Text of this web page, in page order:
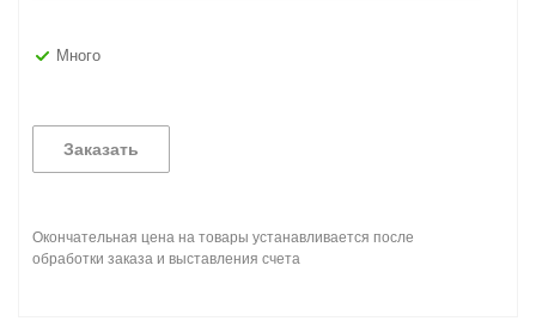
Много
Заказать
Окончательная цена на товары устанавливается после
обработки заказа и выставления счета